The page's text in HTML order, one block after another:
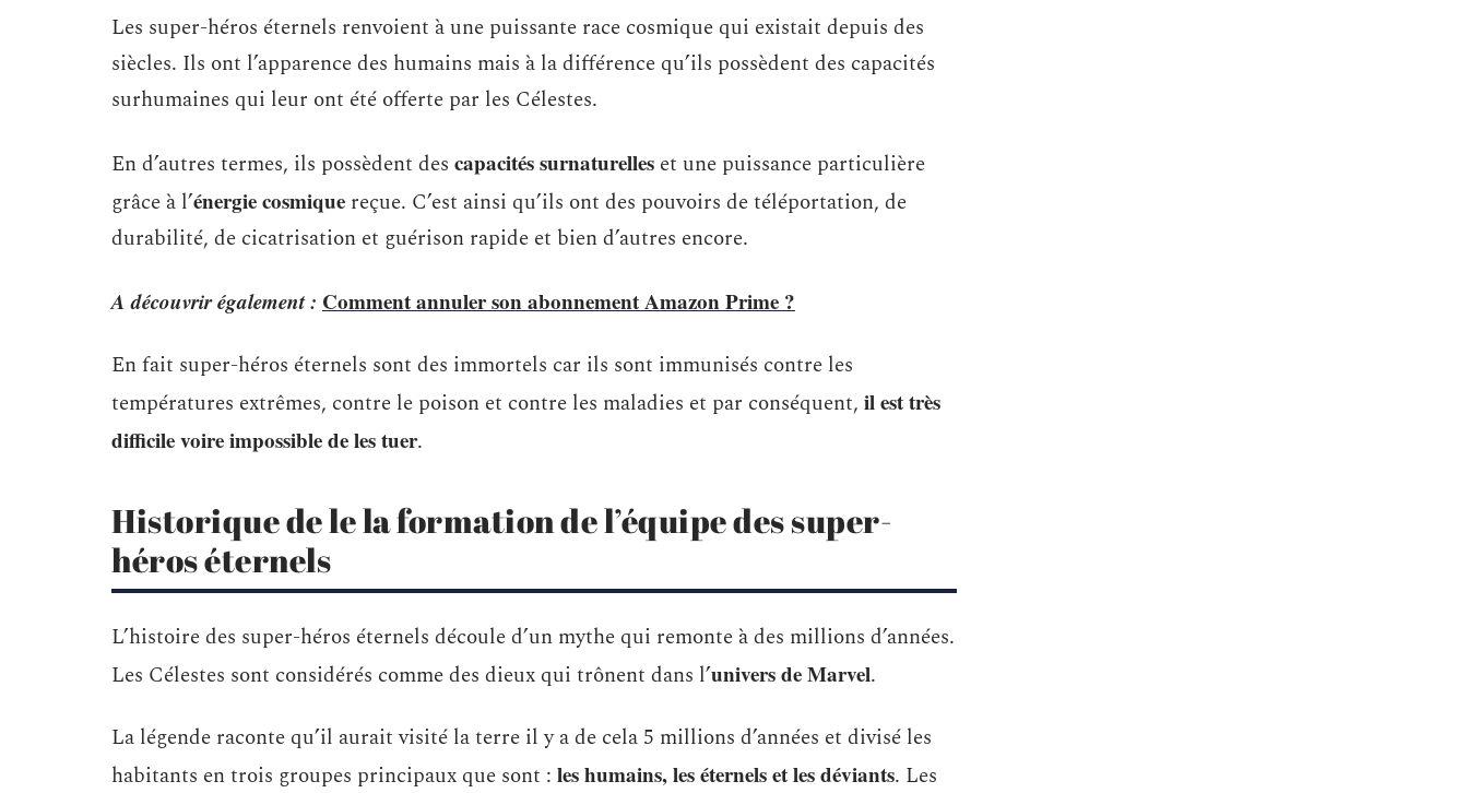
Les super-héros éternels renvoient à une puissante race cosmique qui existait depuis des
siècles. Ils ont l’apparence des humains mais à la différence qu’ils possèdent des capacités
surhumaines qui leur ont été offerte par les Célestes.
En d’autres termes, ils possèdent des capacités surnaturelles et une puissance particulière
grâce à l’énergie cosmique reçue. C’est ainsi qu’ils ont des pouvoirs de téléportation, de
durabilité, de cicatrisation et guérison rapide et bien d’autres encore.
A découvrir également : Comment annuler son abonnement Amazon Prime ?
En fait super-héros éternels sont des immortels car ils sont immunisés contre les
températures extrêmes, contre le poison et contre les maladies et par conséquent, il est très
difficile voire impossible de les tuer.
Historique de le la formation de l’équipe des super-
héros éternels
L’histoire des super-héros éternels découle d’un mythe qui remonte à des millions d’années.
Les Célestes sont considérés comme des dieux qui trônent dans l’univers de Marvel.
La légende raconte qu’il aurait visité la terre il y a de cela 5 millions d’années et divisé les
habitants en trois groupes principaux que sont : les humains, les éternels et les déviants. Les